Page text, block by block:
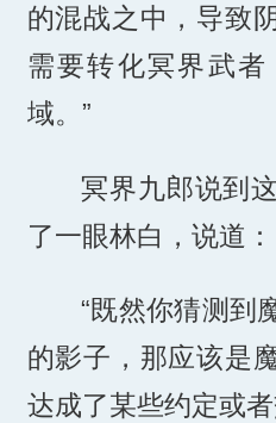
的混战之中，导致
需要转化冥界武
域。”
冥界九郎说到
了一眼林白，说道：
“既然你猜测到
的影子，那应该是
达成了某些约定或